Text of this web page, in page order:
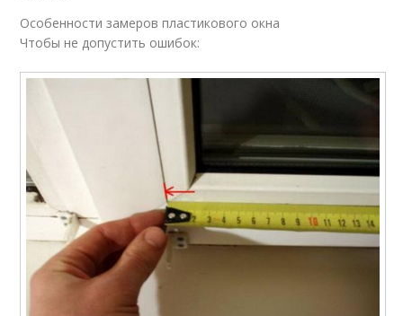
Особенности замеров пластикового окна
Чтобы не допустить ошибок: